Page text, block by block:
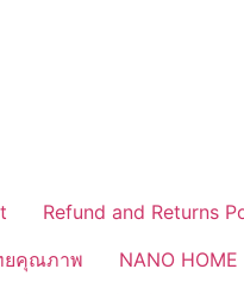
Refund and Returns
ยคุณภาพ
NANO HOME